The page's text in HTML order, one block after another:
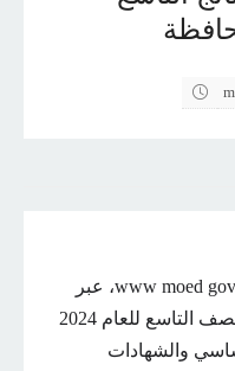
أعلنت وزارة التربية السورية www moed gov sy، عبر
بيان رسمي، أن نتائج امتحانات الصف التاسع للعام 2024
والشهادات